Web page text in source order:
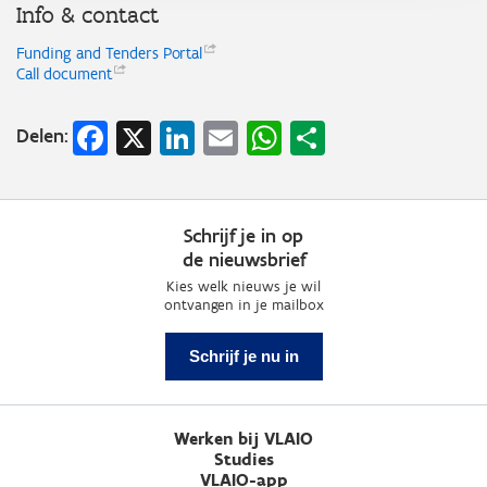
Info & contact
Funding and Tenders Portal
Call document
Delen: Facebook
X LinkedIn
EmailWhatsApp
Schrijf je in op
de nieuwsbrief
Kies welk nieuws je wil
ontvangen in je mailbox
Schrijf je nu in
Werken bij VLAIO
Studies
VLAIO-app